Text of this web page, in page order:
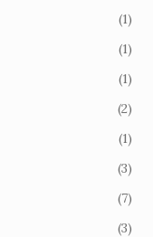
(1)
(1)
(1)
(2)
(1)
(3)
(7)
(3)